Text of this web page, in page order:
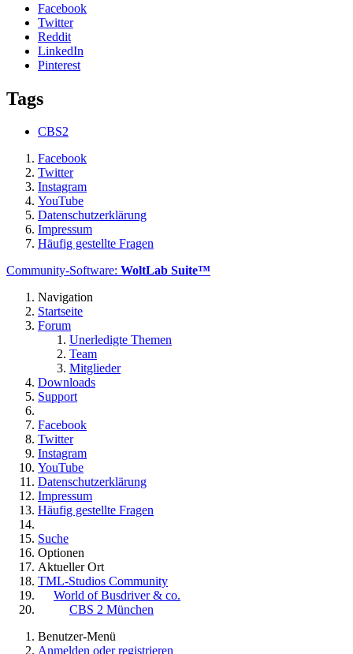
Facebook
Twitter
Reddit
LinkedIn
Pinterest
Tags
CBS2
Facebook
Twitter
Instagram
YouTube
Datenschutzerklärung
Impressum
Häufig gestellte Fragen
Community-Software: WoltLab Suite™
Navigation
Startseite
Forum
Unerledigte Themen
Team
Mitglieder
Downloads
Support
Facebook
Twitter
Instagram
YouTube
Datenschutzerklärung
Impressum
Häufig gestellte Fragen
Suche
Optionen
Aktueller Ort
TML-Studios Community
World of Busdriver & co.
CBS 2 München
Benutzer-Menü
Anmelden oder registrieren